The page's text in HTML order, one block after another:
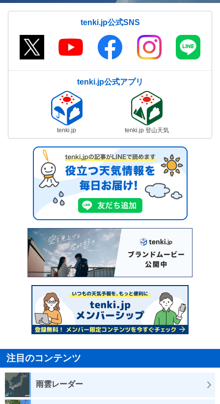
tenki.jp公式SNS
tenki.jp公式アプリ
tenki.jp tenki.jp 登山天気
注目のコンテンツ
雨雲レーダー